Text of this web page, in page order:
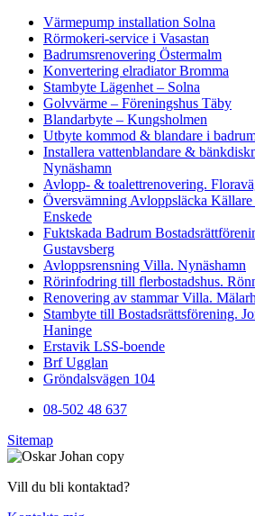
Värmepump installation Solna
Rörmokeri-service i Vasastan
Badrumsrenovering Östermalm
Konvertering elradiator Bromma
Stambyte Lägenhet – Solna
Golvvärme – Föreningshus Täby
Blandarbyte – Kungsholmen
Utbyte kommod & blandare i
Installera vattenblandare &
Nynäshamn
Avlopp- & toalettrenovering.
Översvämning Avloppsläcka
Enskede
Fuktskada Badrum
Gustavsberg
Avloppsrensning Villa. Nynäshamn
Rörinfodring till flerbostadshus.
Renovering av stammar Villa.
Stambyte till Bostadsrättsförening.
Haninge
Erstavik LSS-boende
Brf Ugglan
Gröndalsvägen 104
08-502 48 637
Sitemap
Vill du bli kontaktad?